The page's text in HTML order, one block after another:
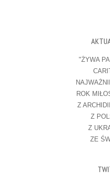
"ŻYWA
ROK
Z
Z
Z
ZE